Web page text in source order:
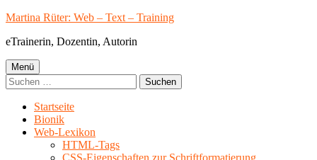
Springe
Inhalt
Martina Rüter: Web – Text – Training
eTrainerin, Dozentin, Autorin
Primäres
Menü
Menü
Suchen
nach:
Startseite
Bionik
Web-Lexikon
HTML-Tags
CSS-Eigenschaften zur Schriftformatierung